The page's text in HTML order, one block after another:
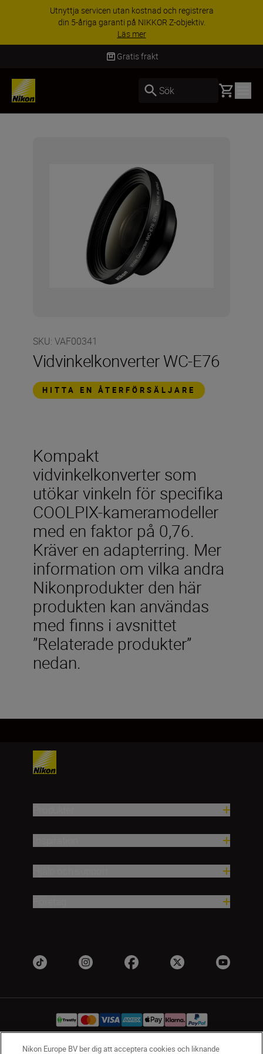
Utnyttja servicen utan kostnad och registrera
din 5-åriga garanti på NIKKOR Z-objektiv.
Läs mer
Gratis frakt
Sök Basket
SKU: VAF00341
Vidvinkelkonverter WC-E76
HITTA EN ÅTERFÖRSÄLJARE
Kompakt
vidvinkelkonverter som
utökar vinkeln för specifika
COOLPIX-kameramodeller
med en faktor på 0,76.
Kräver en adapterring. Mer
information om vilka andra
Nikonprodukter den här
produkten kan användas
med finns i avsnittet
”Relaterade produkter”
nedan.
Nikon Europe BV ber dig att acceptera cookies och liknande